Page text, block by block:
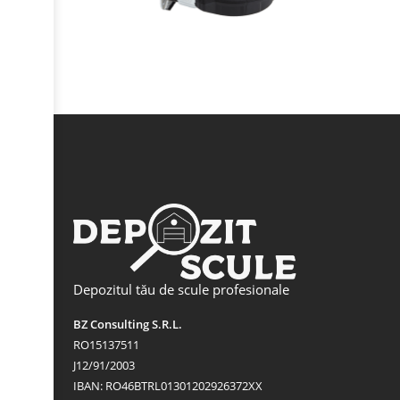
Depozitul tău de scule profesionale
BZ Consulting S.R.L.
RO15137511
J12/91/2003
IBAN: RO46BTRL01301202926372XX